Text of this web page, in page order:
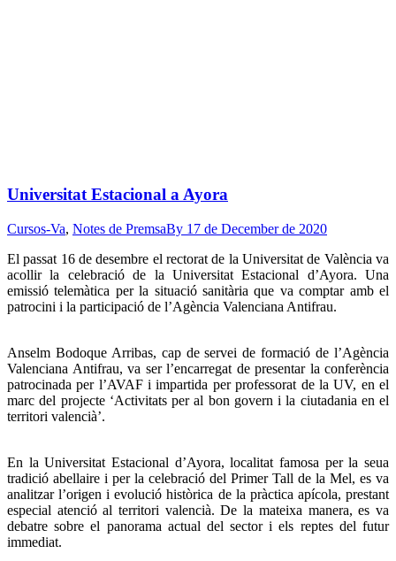
Universitat Estacional a Ayora
Cursos-Va, Notes de PremsaBy 17 de December de 2020
El passat 16 de desembre el rectorat de la Universitat de València va
acollir la celebració de la Universitat Estacional d’Ayora. Una
emissió telemàtica per la situació sanitària que va comptar amb el
patrocini i la participació de l’Agència Valenciana Antifrau.
Anselm Bodoque Arribas, cap de servei de formació de l’Agència
Valenciana Antifrau, va ser l’encarregat de presentar la conferència
patrocinada per l’AVAF i impartida per professorat de la UV, en el
marc del projecte ‘Activitats per al bon govern i la ciutadania en el
territori valencià’.
En la Universitat Estacional d’Ayora, localitat famosa per la seua
tradició abellaire i per la celebració del Primer Tall de la Mel, es va
analitzar l’origen i evolució històrica de la pràctica apícola, prestant
especial atenció al territori valencià. De la mateixa manera, es va
debatre sobre el panorama actual del sector i els reptes del futur
immediat.